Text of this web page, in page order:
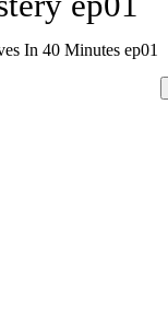
In 40 Minutes ep01